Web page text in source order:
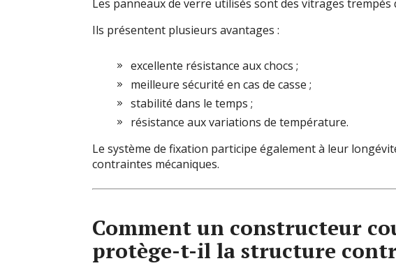
Les panneaux de verre utilisés sont des vitrages trempés
Ils présentent plusieurs avantages :
excellente résistance aux chocs ;
meilleure sécurité en cas de casse ;
stabilité dans le temps ;
résistance aux variations de température.
Le système de fixation participe également à leur
contraintes mécaniques.
Comment un constructeur
protège-t-il la structure